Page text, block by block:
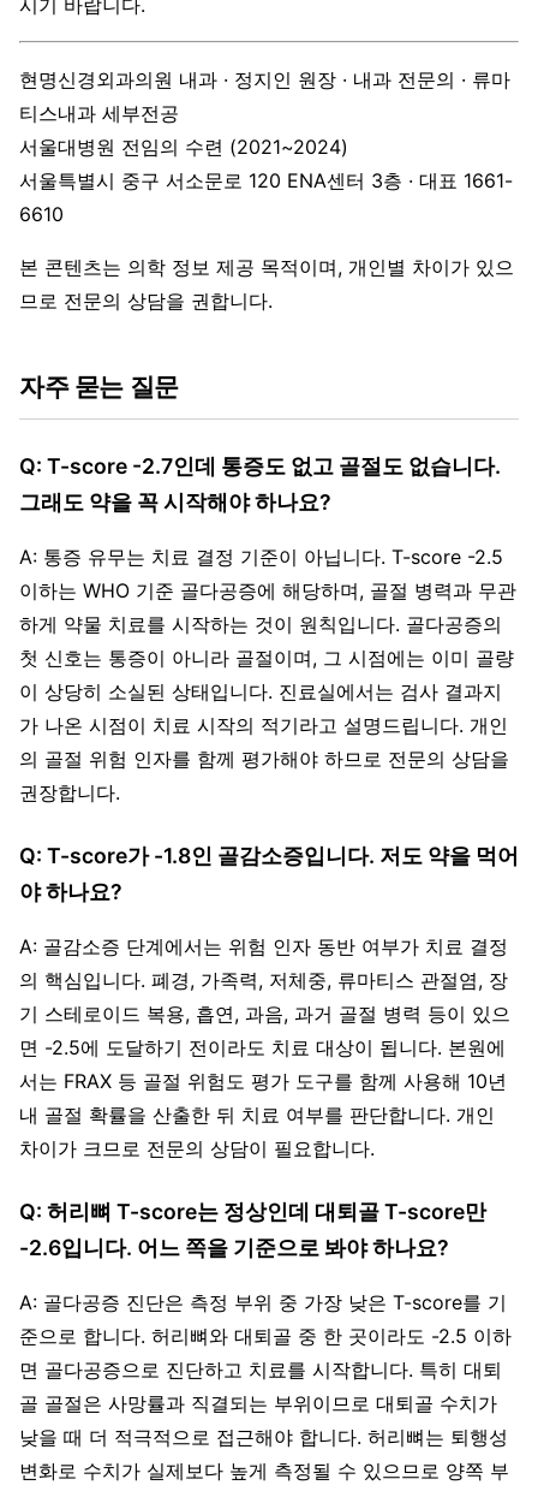
시기 바랍니다.
현명신경외과의원 내과 · 정지인 원장 · 내과 전문의 · 류마
티스내과 세부전공
서울대병원 전임의 수련 (2021~2024)
서울특별시 중구 서소문로 120 ENA센터 3층 · 대표 1661-
6610
본 콘텐츠는 의학 정보 제공 목적이며, 개인별 차이가 있으
므로 전문의 상담을 권합니다.
자주 묻는 질문
Q: T-score -2.7인데 통증도 없고 골절도 없습니다.
그래도 약을 꼭 시작해야 하나요?
A: 통증 유무는 치료 결정 기준이 아닙니다. T-score -2.5
이하는 WHO 기준 골다공증에 해당하며, 골절 병력과 무관
하게 약물 치료를 시작하는 것이 원칙입니다. 골다공증의
첫 신호는 통증이 아니라 골절이며, 그 시점에는 이미 골량
이 상당히 소실된 상태입니다. 진료실에서는 검사 결과지
가 나온 시점이 치료 시작의 적기라고 설명드립니다. 개인
의 골절 위험 인자를 함께 평가해야 하므로 전문의 상담을
권장합니다.
Q: T-score가 -1.8인 골감소증입니다. 저도 약을 먹어
야 하나요?
A: 골감소증 단계에서는 위험 인자 동반 여부가 치료 결정
의 핵심입니다. 폐경, 가족력, 저체중, 류마티스 관절염, 장
기 스테로이드 복용, 흡연, 과음, 과거 골절 병력 등이 있으
면 -2.5에 도달하기 전이라도 치료 대상이 됩니다. 본원에
서는 FRAX 등 골절 위험도 평가 도구를 함께 사용해 10년
내 골절 확률을 산출한 뒤 치료 여부를 판단합니다. 개인
차이가 크므로 전문의 상담이 필요합니다.
Q: 허리뼈 T-score는 정상인데 대퇴골 T-score만
-2.6입니다. 어느 쪽을 기준으로 봐야 하나요?
A: 골다공증 진단은 측정 부위 중 가장 낮은 T-score를 기
준으로 합니다. 허리뼈와 대퇴골 중 한 곳이라도 -2.5 이하
면 골다공증으로 진단하고 치료를 시작합니다. 특히 대퇴
골 골절은 사망률과 직결되는 부위이므로 대퇴골 수치가
낮을 때 더 적극적으로 접근해야 합니다. 허리뼈는 퇴행성
변화로 수치가 실제보다 높게 측정될 수 있으므로 양쪽 부